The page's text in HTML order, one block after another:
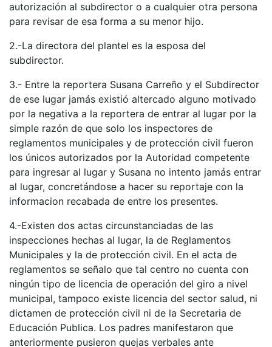
autorización al subdirector o a cualquier otra persona
para revisar de esa forma a su menor hijo.
2.-La directora del plantel es la esposa del
subdirector.
3.- Entre la reportera Susana Carreño y el Subdirector
de ese lugar jamás existió altercado alguno motivado
por la negativa a la reportera de entrar al lugar por la
simple razón de que solo los inspectores de
reglamentos municipales y de protección civil fueron
los únicos autorizados por la Autoridad competente
para ingresar al lugar y Susana no intento jamás entrar
al lugar, concretándose a hacer su reportaje con la
informacion recabada de entre los presentes.
4.-Existen dos actas circunstanciadas de las
inspecciones hechas al lugar, la de Reglamentos
Municipales y la de protección civil. En el acta de
reglamentos se señalo que tal centro no cuenta con
ningún tipo de licencia de operación del giro a nivel
municipal, tampoco existe licencia del sector salud, ni
dictamen de protección civil ni de la Secretaria de
Educación Publica. Los padres manifestaron que
anteriormente pusieron quejas verbales ante